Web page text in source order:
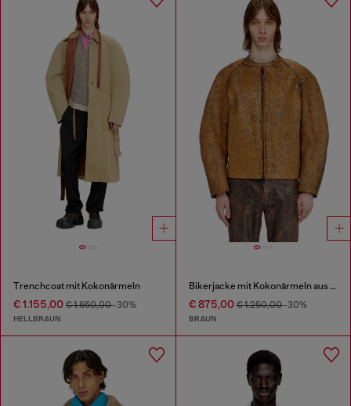
Trenchcoat mit Kokonärmeln
€ 1.155,00 € 1.650,00-30%
HELLBRAUN
Bikerjacke mit Kokonärmeln aus rissigem Leder
€ 875,00€ 1.250,00-30%
BRAUN